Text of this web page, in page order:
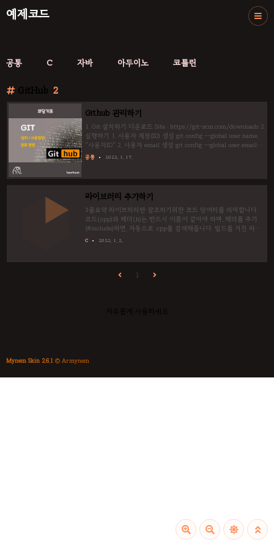
예제코드
공통 C 자바 아두이노 코틀린
GitHub 2
Github 관리하기
1. Git 설치하기 다운로드 Site : https://git-scm.com/downloads 2.
실행하기 1. 사용자 계정(ID) 생성 git config --global user.name
"사용자ID" 2. 사용자 email 생성 git config --global user.email
"이메일" 예 : git config --global user.email
록하기 (1) Git hub 회원가입하기 https:..
공통 2022. 1. 17.
라이브러리 추가하기
3줄요약 라이브러리란 참조하기위한 코드 덩어리를 의미합니다.
코드(.cpp)와 헤더(.h)는 반드시 이름이 같아야 하며, 헤더를 추가
(#include)하면, 자동으로 .cpp를 검색해줍니다. 빌드를 거친 라이
브러리는 정적 라이브러리 .lib 와 동적 라이브러리 .DLL 이 있고,
C 2022. 1. 2.
1
자유롭게 사용하세요
Mynem Skin 2.6.1 © Armynem